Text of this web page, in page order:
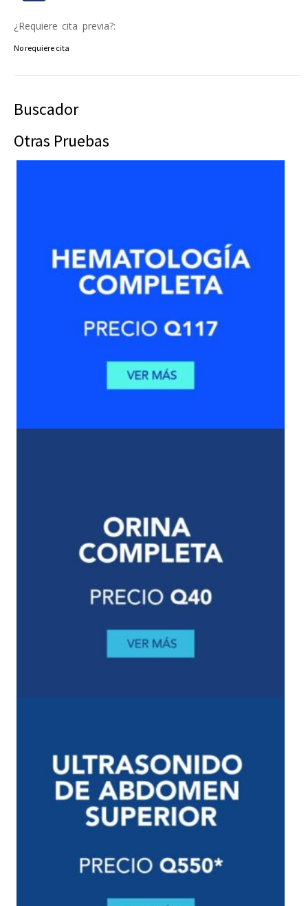
¿Requiere cita previa?:
No requiere cita
Buscador
Otras Pruebas